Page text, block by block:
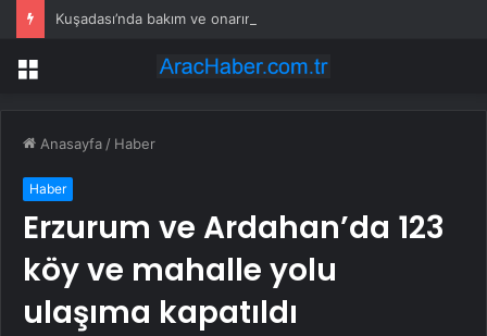
Kuşadası’nda bakım ve onarım çalışmaları hız kesmiyor
Menü
Anasayfa / Haber
Haber
Erzurum ve Ardahan’da 123
köy ve mahalle yolu
ulaşıma kapatıldı